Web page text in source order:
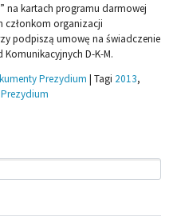
na kartach programu darmowej
członkom organizacji
podpiszą umowę na świadczenie
Komunikacyjnych D-K-M.
Prezydium | Tagi 2013,
Prezydium